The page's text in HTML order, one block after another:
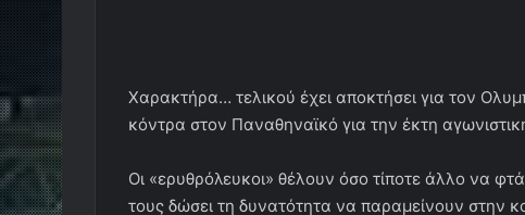
Χαρακτήρα… τελικού έχει αποκτήσει για τον
κόντρα στον Παναθηναϊκό για την έκτη
Οι «ερυθρόλευκοι» θέλουν όσο τίποτε άλλο να
τους δώσει τη δυνατότητα να παραμείνουν στην